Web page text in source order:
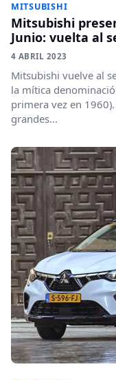
MITSUBISHI
Mitsubishi
Junio: vuelta al
4 ABRIL 2023
Mitsubishi vuelve al
la mítica
primera vez en
grandes...